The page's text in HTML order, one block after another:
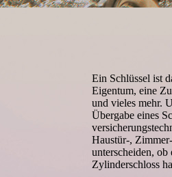
Ein Schlüssel ist
Eigentum, eine
und vieles mehr.
Übergabe eines
Haustür-,
unterscheiden, ob
Zylinderschloss